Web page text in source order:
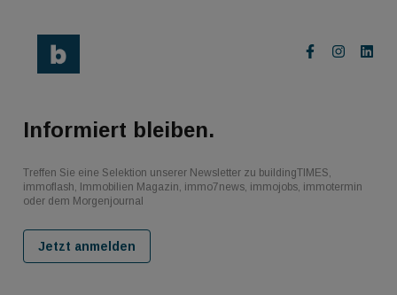
Informiert bleiben.
Treffen Sie eine Selektion unserer Newsletter zu buildingTIMES,
immoflash, Immobilien Magazin, immo7news, immojobs, immotermin
oder dem Morgenjournal
Jetzt anmelden